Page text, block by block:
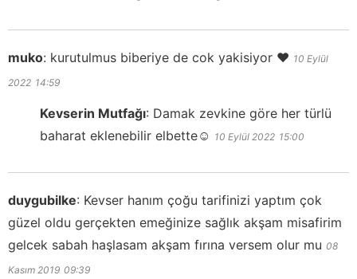
muko: kurutulmus biberiye de cok yakisiyor ❤️ 10 Eylül
2022 14:59
Kevserin Mutfağı: Damak zevkine göre her türlü
baharat eklenebilir elbette☺️ 10 Eylül 2022 15:00
duygubilke: Kevser hanım çoğu tarifinizi yaptım çok
güzel oldu gerçekten emeğinize sağlık akşam misafirim
gelcek sabah haşlasam akşam fırına versem olur mu 08
Kasım 2019 09:39